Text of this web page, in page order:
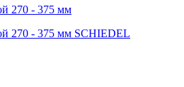
270 - 375 мм
270 - 375 мм SCHIEDEL